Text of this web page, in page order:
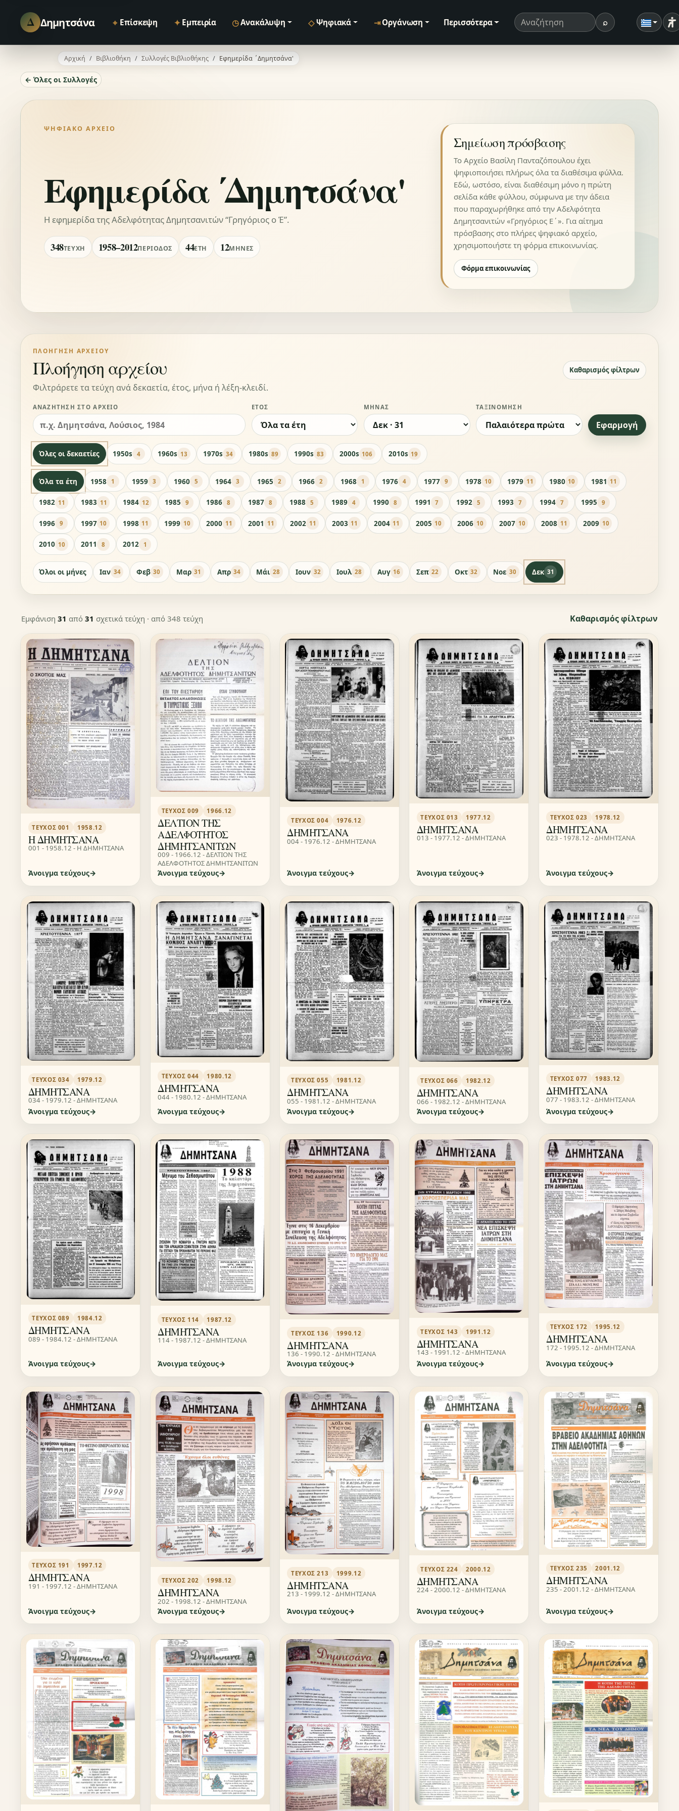
Δ Δημητσάνα ⌖ Επίσκεψη ✦ Εμπειρία ◷Ανακάλυψη ◇ Ψηφιακά ⇥ Οργάνωση Περισσότερα Όρος αναζήτησης ⌕Αναζήτηση
Αρχική Βιβλιοθήκη Συλλογές Βιβλιοθήκης Εφημερίδα ΄Δημητσάνα'
← Όλες οι Συλλογές
ΨΗΦΙΑΚΌ ΑΡΧΕΊΟ
Εφημερίδα ΄Δημητσάνα'
Η εφημερίδα της Αδελφότητας Δημητσανιτών “Γρηγόριος ο Έ”.
348ΤΕΎΧΗ 1958–2012ΠΕΡΊΟΔΟΣ 44ΈΤΗ 12ΜΉΝΕΣ
Σημείωση πρόσβασης
Το Αρχείο Βασίλη Πανταζόπουλου έχει
ψηφιοποιήσει πλήρως όλα τα διαθέσιμα φύλλα.
Εδώ, ωστόσο, είναι διαθέσιμη μόνο η πρώτη
σελίδα κάθε φύλλου, σύμφωνα με την άδεια
που παραχωρήθηκε από την Αδελφότητα
Δημητσανιτών «Γρηγόριος Ε΄». Για αίτημα
πρόσβασης στο πλήρες ψηφιακό αρχείο,
χρησιμοποιήστε τη φόρμα επικοινωνίας.
Φόρμα επικοινωνίας
ΠΛΟΉΓΗΣΗ ΑΡΧΕΊΟΥ
Πλοήγηση αρχείου
Φιλτράρετε τα τεύχη ανά δεκαετία, έτος, μήνα ή λέξη-κλειδί.
Καθαρισμός φίλτρων
ΑΝΑΖΉΤΗΣΗ ΣΤΟ ΑΡΧΕΊΟ ΈΤΟΣ ΜΉΝΑΣ ΤΑΞΙΝΌΜΗΣΗ
Εφαρμογή
Όλες οι δεκαετίες 1950s 4 1960s 13 1970s 34 1980s 89 1990s 83 2000s 106 2010s 19
Όλα τα έτη 1958 1 1959 3 1960 5 1964 3 1965 2 1966 2 1968 1 1976 4 1977 9 1978 10 1979 11 1980 10 1981 11
1982 11 1983 11 1984 12 1985 9 1986 8 1987 8 1988 5 1989 4 1990 8 1991 7 1992 5 1993 7 1994 7 1995 9
1996 9 1997 10 1998 11 1999 10 2000 11 2001 11 2002 11 2003 11 2004 11 2005 10 2006 10 2007 10 2008 11 2009 10
2010 10 2011 8 2012 1
Όλοι οι μήνες Ιαν 34 Φεβ 30 Μαρ 31 Απρ 34 Μάι 28 Ιουν 32 Ιουλ 28 Αυγ 16 Σεπ 22 Οκτ 32 Νοε 30 Δεκ 31
Εμφάνιση 31 από 31 σχετικά τεύχη · από 348 τεύχη Καθαρισμός φίλτρων
ΤΕΎΧΟΣ 001 1958.12
Η ΔΗΜΗΤΣΑΝΑ
001 - 1958.12 - Η ΔΗΜΗΤΣΑΝΑ
Άνοιγμα τεύχους
ΤΕΎΧΟΣ 009 1966.12
ΔΕΛΤΙΟΝ ΤΗΣ
ΑΔΕΛΦΟΤΗΤΟΣ
ΔΗΜΗΤΣΑΝΙΤΩΝ
009 - 1966.12 - ΔΕΛΤΙΟΝ ΤΗΣ
ΑΔΕΛΦΟΤΗΤΟΣ ΔΗΜΗΤΣΑΝΙΤΩΝ
Άνοιγμα τεύχους
ΤΕΎΧΟΣ 004 1976.12
ΔΗΜΗΤΣΑΝΑ
004 - 1976.12 - ΔΗΜΗΤΣΑΝΑ
Άνοιγμα τεύχους
ΤΕΎΧΟΣ 013 1977.12
ΔΗΜΗΤΣΑΝΑ
013 - 1977.12 - ΔΗΜΗΤΣΑΝΑ
Άνοιγμα τεύχους
ΤΕΎΧΟΣ 023 1978.12
ΔΗΜΗΤΣΑΝΑ
023 - 1978.12 - ΔΗΜΗΤΣΑΝΑ
Άνοιγμα τεύχους
ΤΕΎΧΟΣ 034 1979.12
ΔΗΜΗΤΣΑΝΑ
034 - 1979.12 - ΔΗΜΗΤΣΑΝΑ
Άνοιγμα τεύχους
ΤΕΎΧΟΣ 044 1980.12
ΔΗΜΗΤΣΑΝΑ
044 - 1980.12 - ΔΗΜΗΤΣΑΝΑ
Άνοιγμα τεύχους
ΤΕΎΧΟΣ 055 1981.12
ΔΗΜΗΤΣΑΝΑ
055 - 1981.12 - ΔΗΜΗΤΣΑΝΑ
Άνοιγμα τεύχους
ΤΕΎΧΟΣ 066 1982.12
ΔΗΜΗΤΣΑΝΑ
066 - 1982.12 - ΔΗΜΗΤΣΑΝΑ
Άνοιγμα τεύχους
ΤΕΎΧΟΣ 077 1983.12
ΔΗΜΗΤΣΑΝΑ
077 - 1983.12 - ΔΗΜΗΤΣΑΝΑ
Άνοιγμα τεύχους
ΤΕΎΧΟΣ 089 1984.12
ΔΗΜΗΤΣΑΝΑ
089 - 1984.12 - ΔΗΜΗΤΣΑΝΑ
Άνοιγμα τεύχους
ΤΕΎΧΟΣ 114 1987.12
ΔΗΜΗΤΣΑΝΑ
114 - 1987.12 - ΔΗΜΗΤΣΑΝΑ
Άνοιγμα τεύχους
ΤΕΎΧΟΣ 136 1990.12
ΔΗΜΗΤΣΑΝΑ
136 - 1990.12 - ΔΗΜΗΤΣΑΝΑ
Άνοιγμα τεύχους
ΤΕΎΧΟΣ 143 1991.12
ΔΗΜΗΤΣΑΝΑ
143 - 1991.12 - ΔΗΜΗΤΣΑΝΑ
Άνοιγμα τεύχους
ΤΕΎΧΟΣ 172 1995.12
ΔΗΜΗΤΣΑΝΑ
172 - 1995.12 - ΔΗΜΗΤΣΑΝΑ
Άνοιγμα τεύχους
ΤΕΎΧΟΣ 191 1997.12
ΔΗΜΗΤΣΑΝΑ
191 - 1997.12 - ΔΗΜΗΤΣΑΝΑ
Άνοιγμα τεύχους
ΤΕΎΧΟΣ 202 1998.12
ΔΗΜΗΤΣΑΝΑ
202 - 1998.12 - ΔΗΜΗΤΣΑΝΑ
Άνοιγμα τεύχους
ΤΕΎΧΟΣ 213 1999.12
ΔΗΜΗΤΣΑΝΑ
213 - 1999.12 - ΔΗΜΗΤΣΑΝΑ
Άνοιγμα τεύχους
ΤΕΎΧΟΣ 224 2000.12
ΔΗΜΗΤΣΑΝΑ
224 - 2000.12 - ΔΗΜΗΤΣΑΝΑ
Άνοιγμα τεύχους
ΤΕΎΧΟΣ 235 2001.12
ΔΗΜΗΤΣΑΝΑ
235 - 2001.12 - ΔΗΜΗΤΣΑΝΑ
Άνοιγμα τεύχους